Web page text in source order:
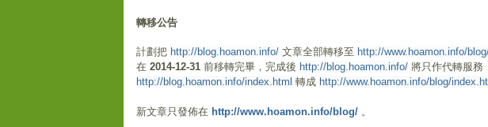
轉移公告
計劃把 http://blog.hoamon.info/ 文章全部轉移至 http://www.hoamon.info/
在 2014-12-31 前移轉完畢，完成後 http://blog.hoamon.info/ 將只作代轉服務
http://blog.hoamon.info/index.html 轉成 http://www.hoamon.info/blog/
新文章只發佈在 http://www.hoamon.info/blog/ 。